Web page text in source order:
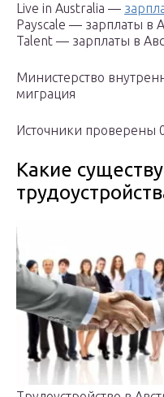
Live in Australia —
Payscale — зарплаты в
Talent — зарплаты в
Министерство
миграция
Источники проверены
Какие